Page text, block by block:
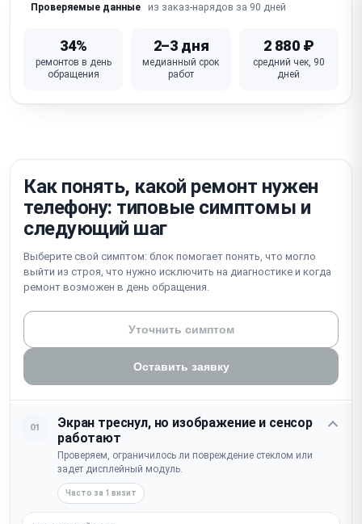
блокировка iCloud
Не работает кнопка питания / громкости /
Проверяемые данные из заказ-нарядов за 90 дней
34%
ремонтов в день
обращения
2–3 дня
медианный срок
работ
2 880 ₽
средний чек, 90
дней
Как понять, какой ремонт нужен
телефону: типовые симптомы и
следующий шаг
Выберите свой симптом: блок помогает понять, что могло
выйти из строя, что нужно исключить на диагностике и когда
ремонт возможен в день обращения.
Уточнить симптом
Оставить заявку
01
Экран треснул, но изображение и сенсор
работают
Проверяем, ограничилось ли повреждение стеклом или
задет дисплейный модуль.
Часто за 1 визит